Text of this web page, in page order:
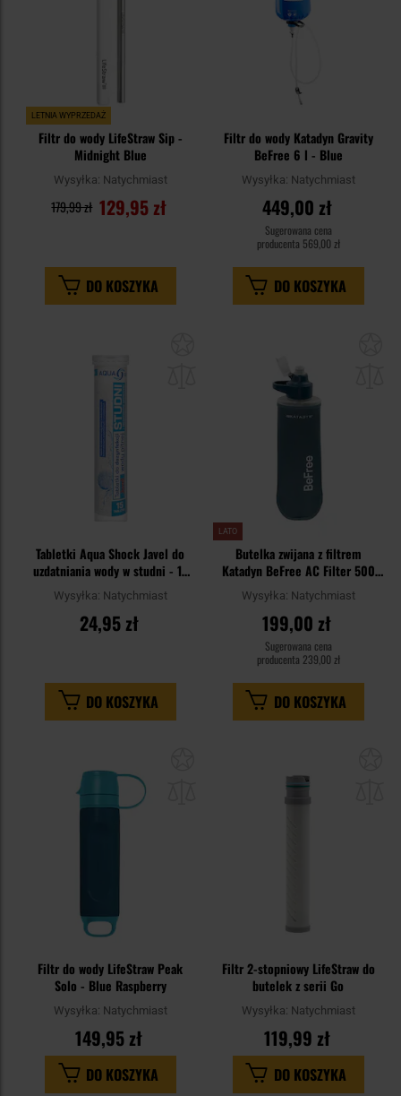
LETNIA WYPRZEDAŻ
Filtr do wody LifeStraw Sip -
Midnight Blue
Wysyłka: Natychmiast
129,95 zł
179,99 zł
DO KOSZYKA
Filtr do wody Katadyn Gravity
BeFree 6 l - Blue
Wysyłka: Natychmiast
449,00 zł
Sugerowana cena
producenta 569,00 zł
DO KOSZYKA
Tabletki Aqua Shock Javel do
uzdatniania wody w studni - 15
szt.
Wysyłka: Natychmiast
24,95 zł
DO KOSZYKA
LATO
Butelka zwijana z filtrem
Katadyn BeFree AC Filter 500
ml - Slate Blue
Wysyłka: Natychmiast
199,00 zł
Sugerowana cena
producenta 239,00 zł
DO KOSZYKA
Filtr do wody LifeStraw Peak
Solo - Blue Raspberry
Wysyłka: Natychmiast
149,95 zł
DO KOSZYKA
Filtr 2-stopniowy LifeStraw do
butelek z serii Go
Wysyłka: Natychmiast
119,99 zł
DO KOSZYKA